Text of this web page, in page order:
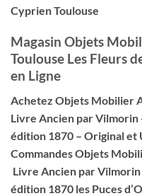
Cyprien Toulouse
Magasin Objets
Toulouse Les Fleurs
en Ligne
Achetez Objets Mobilier
Livre Ancien par
édition 1870 – Original et
Commandes Objets
Livre Ancien par
édition 1870 les Puces